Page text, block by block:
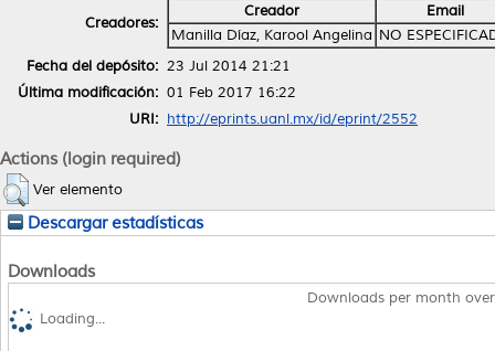
Creadores:
Creador
Email
Manilla Díaz, Karool Angelina NO
Fecha del depósito: 23 Jul 2014 21:21
Última modificación: 01 Feb 2017 16:22
URI: http://eprints.uanl.mx/id/eprint/2552
Actions (login required)
Ver elemento
Descargar estadísticas
Downloads
Downloads per month
Loading...